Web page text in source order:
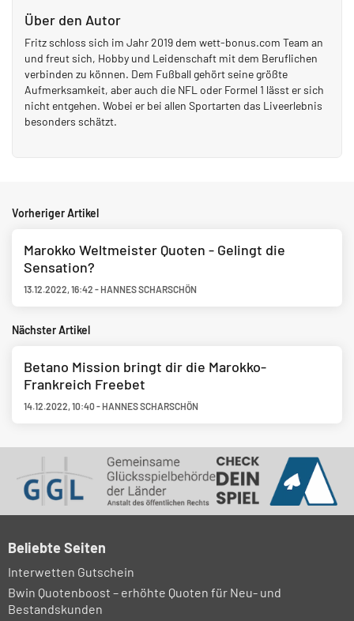
Über den Autor
Fritz schloss sich im Jahr 2019 dem wett-bonus.com Team an
und freut sich, Hobby und Leidenschaft mit dem Beruflichen
verbinden zu können. Dem Fußball gehört seine größte
Aufmerksamkeit, aber auch die NFL oder Formel 1 lässt er sich
nicht entgehen. Wobei er bei allen Sportarten das Liveerlebnis
besonders schätzt.
Vorheriger Artikel
Marokko Weltmeister Quoten - Gelingt die
Sensation?
13.12.2022,16:42 - HANNES SCHARSCHÖN
Nächster Artikel
Betano Mission bringt dir die Marokko-
Frankreich Freebet
14.12.2022,10:40- HANNES SCHARSCHÖN
Beliebte Seiten
Interwetten Gutschein
Bwin Quotenboost – erhöhte Quoten für Neu- und
Bestandskunden